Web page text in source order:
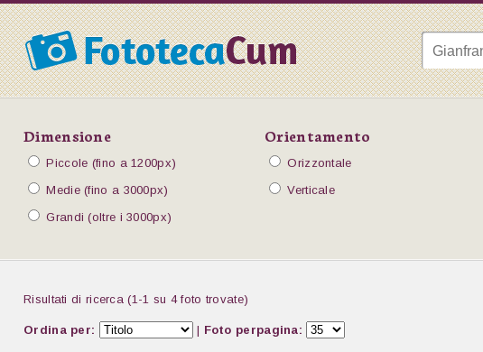
Dimensione Orientamento
Piccole (fino a 1200px) Orizzontale
Medie (fino a 3000px)
Verticale
Grandi (oltre i 3000px)
Risultati di ricerca (1-1 su 4 foto trovate)
Ordina per: | Foto perpagina: